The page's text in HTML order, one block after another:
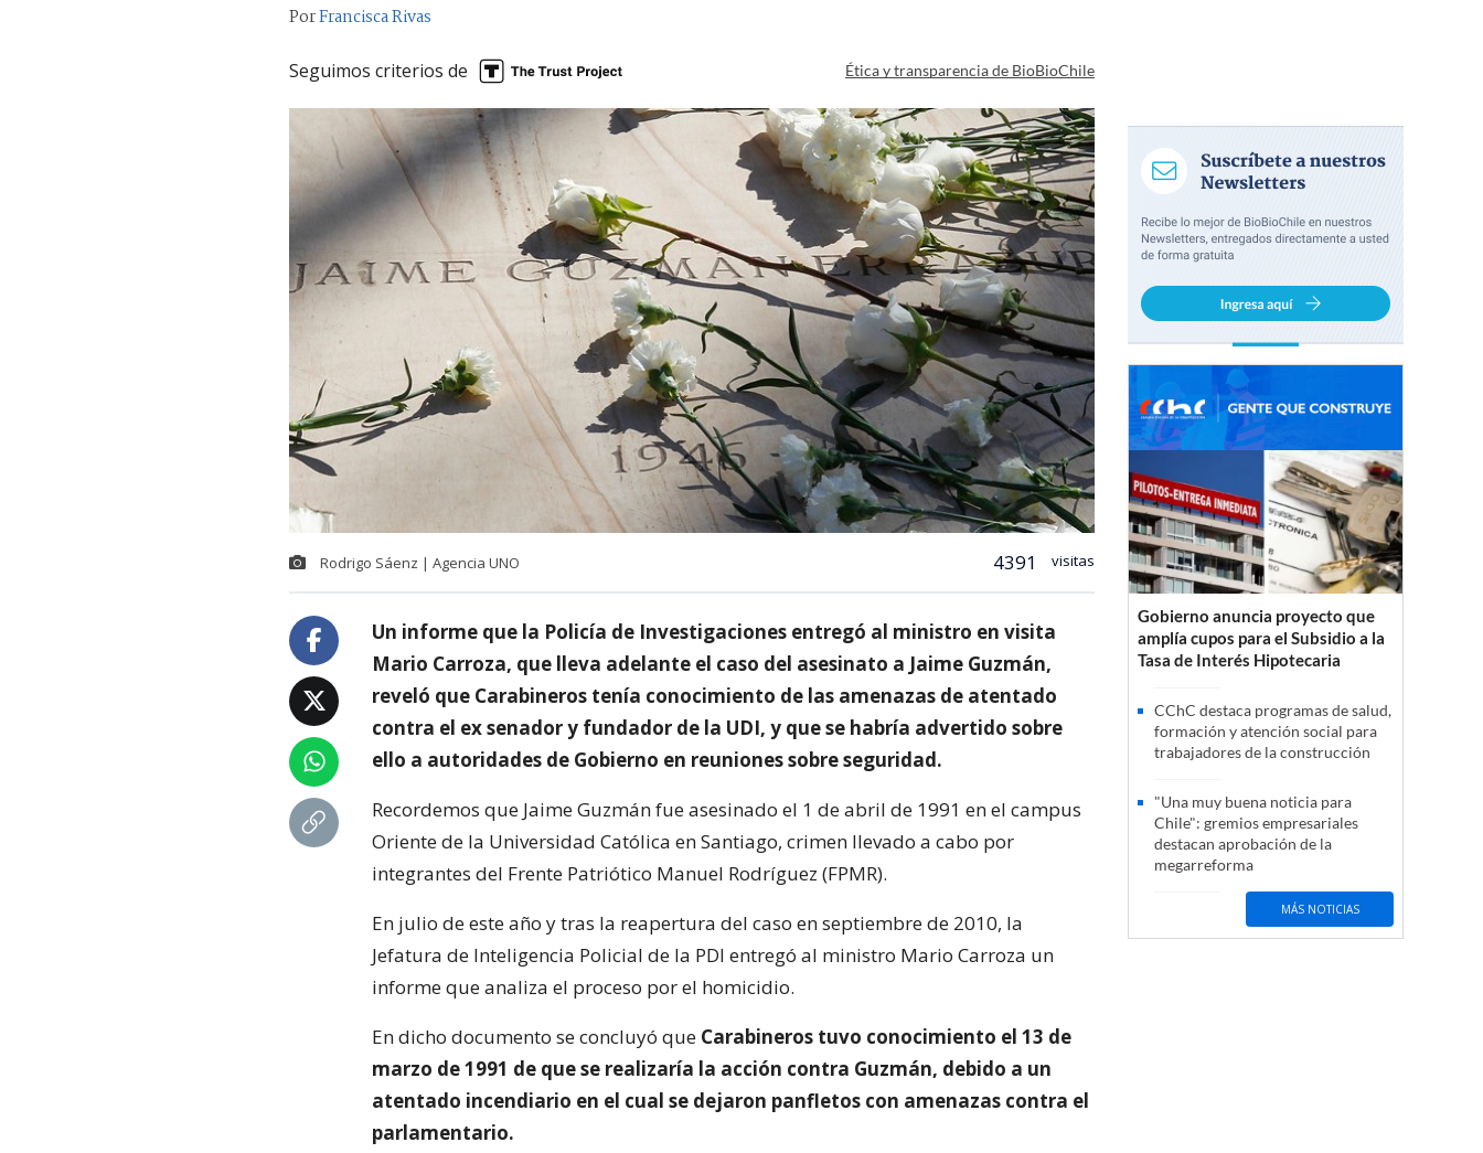
PorFrancisca Rivas
Seguimos criterios de Ética y transparencia de BioBioChile
Rodrigo Sáenz | Agencia UNO 4391 visitas
Un informe que la Policía de Investigaciones entregó al ministro en visita
Mario Carroza, que lleva adelante el caso del asesinato a Jaime Guzmán,
reveló que Carabineros tenía conocimiento de las amenazas de atentado
contra el ex senador y fundador de la UDI, y que se habría advertido sobre
ello a autoridades de Gobierno en reuniones sobre seguridad.
Recordemos que Jaime Guzmán fue asesinado el 1 de abril de 1991 en el campus
Oriente de la Universidad Católica en Santiago, crimen llevado a cabo por
integrantes del Frente Patriótico Manuel Rodríguez (FPMR).
En julio de este año y tras la reapertura del caso en septiembre de 2010, la
Jefatura de Inteligencia Policial de la PDI entregó al ministro Mario Carroza un
informe que analiza el proceso por el homicidio.
En dicho documento se concluyó que Carabineros tuvo conocimiento el 13 de
marzo de 1991 de que se realizaría la acción contra Guzmán, debido a un
atentado incendiario en el cual se dejaron panfletos con amenazas contra el
parlamentario.
Gobierno anuncia proyecto que
amplía cupos para el Subsidio a la
Tasa de Interés Hipotecaria
CChC destaca programas de salud,
formación y atención social para
trabajadores de la construcción
"Una muy buena noticia para
Chile": gremios empresariales
destacan aprobación de la
megarreforma
MÁS NOTICIAS